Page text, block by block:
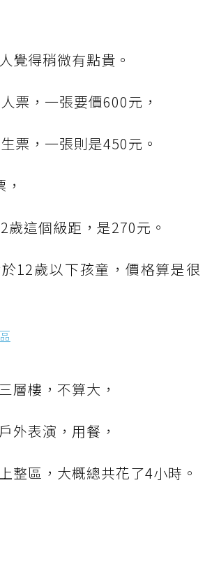
覺得稍微有點貴。
票，一張要價600元，
票，一張則是450元。
歲這個級距，是270元。
12歲以下孩童，價格算是很
層樓，不算大，
外表演，用餐，
整區，大概總共花了4小時。